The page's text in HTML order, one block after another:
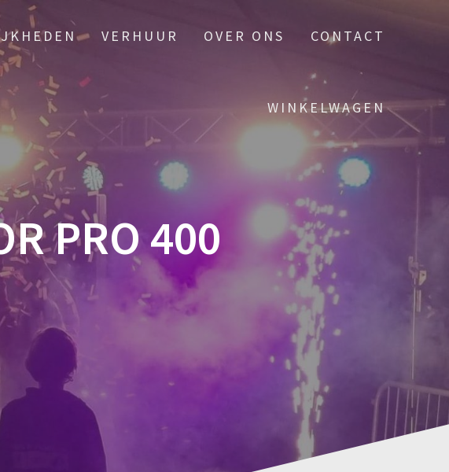
VERHUUR OVER ONS CONTACT
WINKELWAGEN
PRO 400